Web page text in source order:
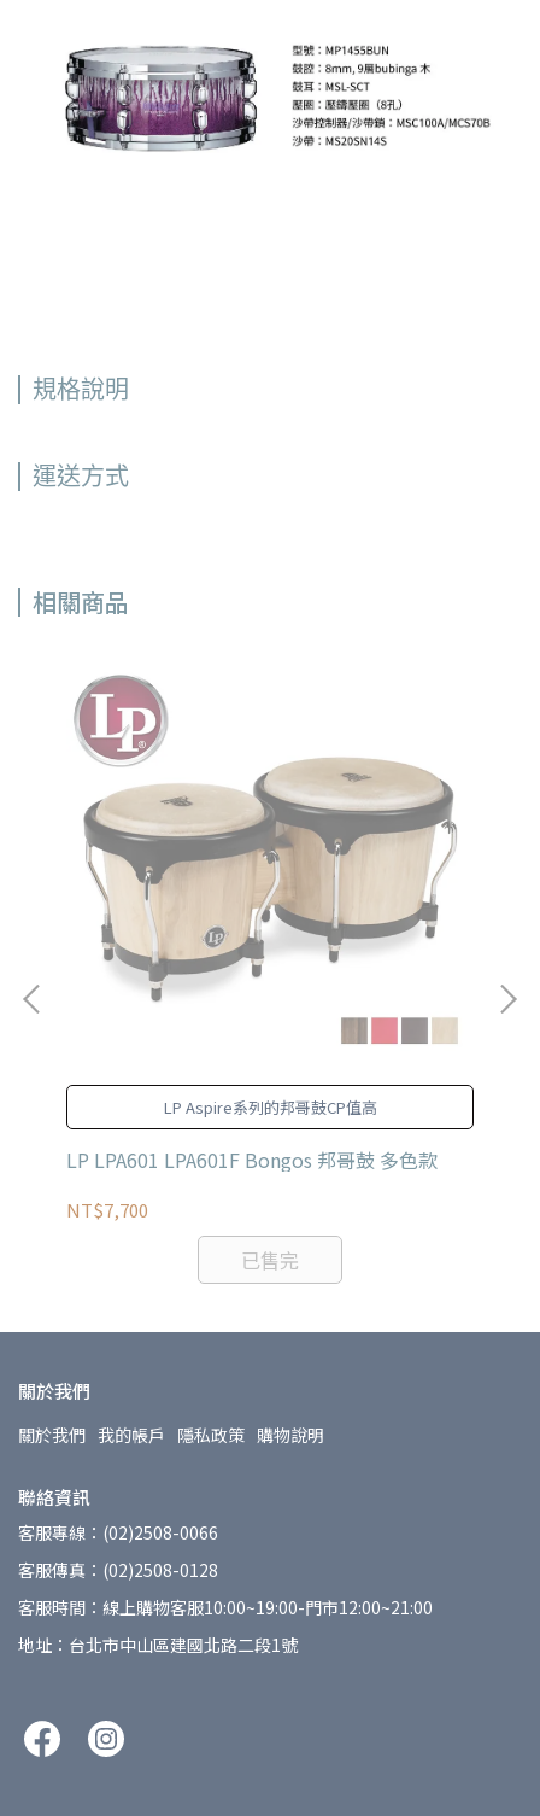
規格說明
運送方式
相關商品
LP Aspire系列的邦哥鼓CP值高
LP LPA601 LPA601F Bongos 邦哥鼓 多色款
NT$7,700
已售完
關於我們
關於我們 我的帳戶 隱私政策 購物說明
聯絡資訊
客服專線：(02)2508-0066
客服傳真：(02)2508-0128
客服時間：線上購物客服10:00~19:00-門市12:00~21:00
地址：台北市中山區建國北路二段1號